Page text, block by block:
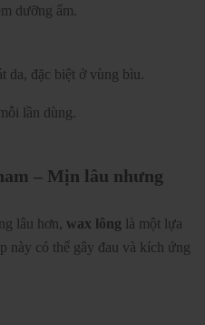
dưỡng ẩm.
da, đặc biệt ở vùng bìu.
lần dùng.
– Mịn lâu nhưng
lâu hơn, wax lông là một lựa
này có thể gây đau và kích ứng